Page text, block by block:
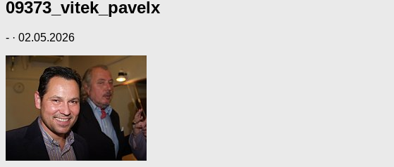
09373_vitek_pavelx
- · 02.05.2026